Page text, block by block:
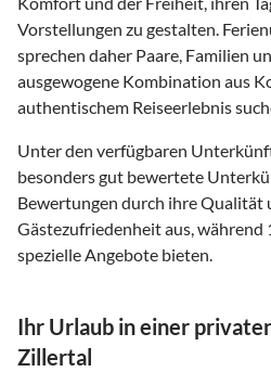
Vorstellungen zu gestalten.
sprechen daher Paare, Familien
ausgewogene Kombination aus
authentischem Reiseerlebnis
Unter den verfügbaren
besonders gut bewertete
Bewertungen durch ihre Qualität
Gästezufriedenheit aus,
spezielle Angebote bieten.
Ihr Urlaub in einer
Zillertal